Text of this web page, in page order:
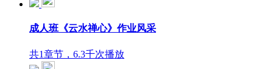
成人班《云水禅心》作业风采
共1章节，6.3千次播放